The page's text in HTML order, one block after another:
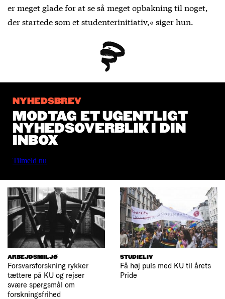
er meget glade for at se så meget opbakning til noget,
der startede som et studenterinitiativ,« siger hun.
NYHEDSBREV
MODTAG ET UGENTLIGT
NYHEDSOVERBLIK I DIN
INBOX
Tilmeld nu
ARBEJDSMILJØ
Forsvarsforskning rykker
tættere på KU og rejser
svære spørgsmål om
forskningsfrihed
STUDIELIV
Få høj puls med KU til årets
Pride